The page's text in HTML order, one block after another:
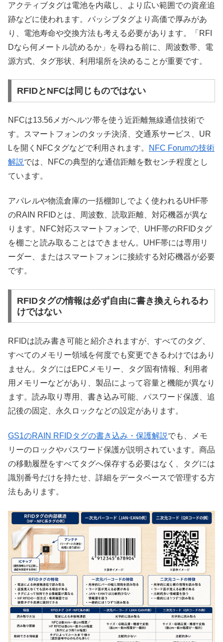
アクティブタグは電池を内蔵し、より広い範囲での資産追
跡などに使われます。パッシブタグより高価で厚みがあ
り、電池寿命や交換方法も考える必要があります。「RFI
Dなら何メートル読めるか」を尋ねる前に、周波数帯、電
源方式、タグ形状、利用場所を決めることが重要です。
RFIDとNFCは同じものではない
NFCは13.56メガヘルツ帯を使う近距離無線通信技術で
す。スマートフォンのタッチ決済、交通系サービス、UR
Lを開くNFCタグなどで利用されます。
NFC Forumの技術
解説では、NFCの典型的な通信距離を数センチ程度とし
ています。
アパレルや物流倉庫の一括棚卸しでよく使われるUHF帯
のRAIN RFIDとは、周波数、読取距離、対応機器が異な
ります。NFC対応スマートフォンで、UHF帯のRFIDタグ
を棚ごと読み取ることはできません。UHF帯には専用リ
ーダー、またはスマートフォンに接続する対応機器が必要
です。
RFIDタグの情報は必ず自由に書き換えられるわ
けではない
RFIDは読み書き可能と紹介されますが、すべてのタグ、
すべてのメモリー領域を何度でも変更できるわけではあり
ません。タグにはEPCメモリー、タグ固有情報、利用者
用メモリーなどがあり、製品によって容量と機能が異なり
ます。読み取り専用、書き込み可能、パスワード保護、追
記後の固定、永久ロックなどの設定があります。
GS1のRAIN RFIDタグの書き込み・保護解説でも、メモ
リーのロックやパスワード保護が説明されています。商品
の移動履歴をすべてタグへ保存する必要はなく、タグには
識別番号だけを持たせ、詳細をデータベースで管理する方
法もあります。